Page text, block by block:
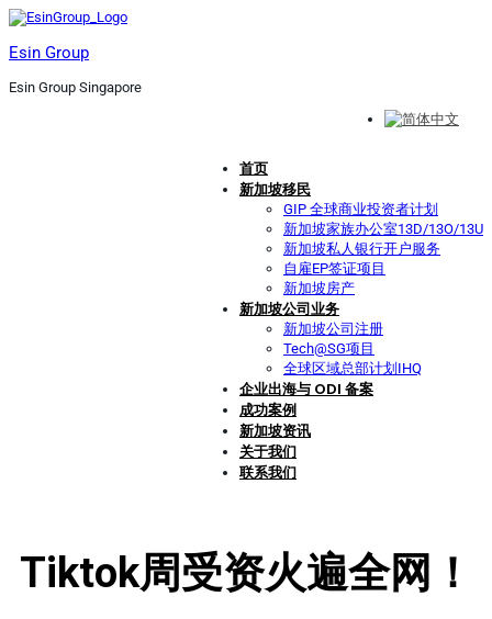
Esin Group
Esin Group Singapore
首页
新加坡移民
GIP 全球商业投资者计划
新加坡家族办公室13D/13O/13U
新加坡私人银行开户服务
自雇EP签证项目
新加坡房产
新加坡公司业务
新加坡公司注册
Tech@SG项目
全球区域总部计划IHQ
企业出海与 ODI 备案
成功案例
新加坡资讯
关于我们
联系我们
Tiktok周受资火遍全网！